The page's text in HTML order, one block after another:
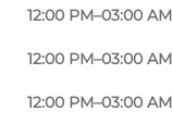
12:00 PM–03:00 AM
12:00 PM–03:00 AM
12:00 PM–03:00 AM
Uhr ein